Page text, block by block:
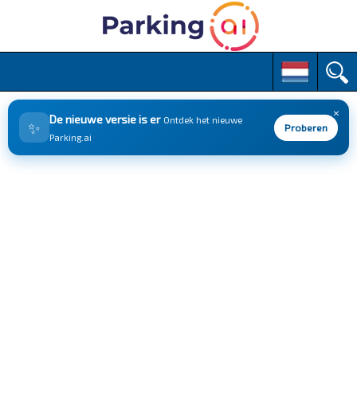
M
m
e
i
×
✨ De nieuwe versie is er Ontdek het nieuwe
Parking.ai
Proberen